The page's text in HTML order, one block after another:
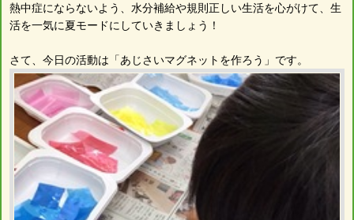
熱中症にならないよう、水分補給や規則正しい生活を心がけて、生
活を一気に夏モードにしていきましょう！
さて、今日の活動は「あじさいマグネットを作ろう」です。